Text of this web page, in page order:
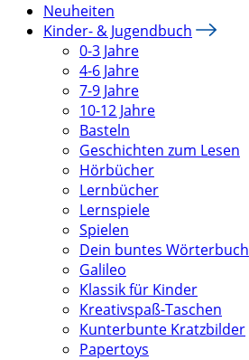
Neuheiten
Kinder- & Jugendbuch
0-3 Jahre
4-6 Jahre
7-9 Jahre
10-12 Jahre
Basteln
Geschichten zum Lesen
Hörbücher
Lernbücher
Lernspiele
Spielen
Dein buntes Wörterbuch
Galileo
Klassik für Kinder
Kreativspaß-Taschen
Kunterbunte Kratzbilder
Papertoys